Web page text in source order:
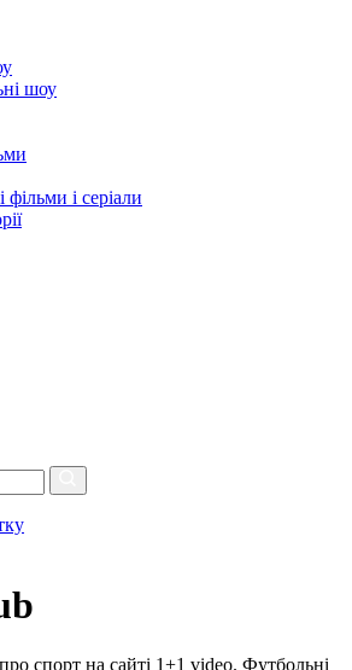
шоу
фільми і серіали
спорт на сайті 1+1 video. Футбольні